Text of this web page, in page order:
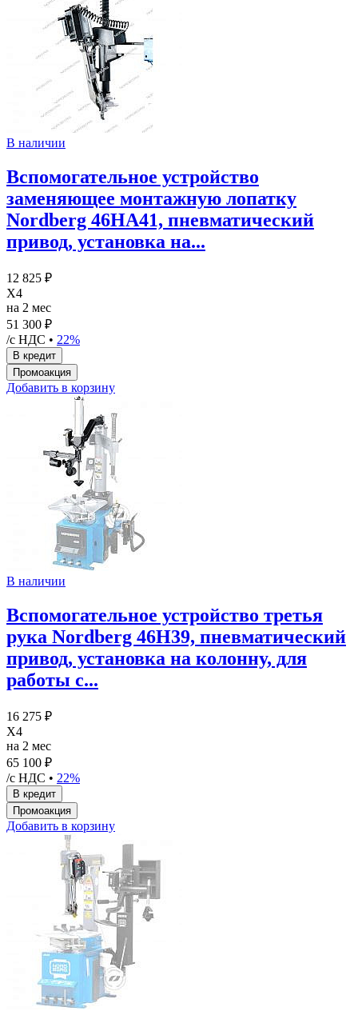
В наличии
Вспомогательное устройство
заменяющее монтажную лопатку
Nordberg 46HA41, пневматический
привод, установка на...
12 825 ₽
X4
на 2 мес
51 300 ₽
/с НДС • 22%
Добавить в корзину
В наличии
Вспомогательное устройство третья
рука Nordberg 46H39, пневматический
привод, установка на колонну, для
работы с...
16 275 ₽
X4
на 2 мес
65 100 ₽
/с НДС • 22%
Добавить в корзину